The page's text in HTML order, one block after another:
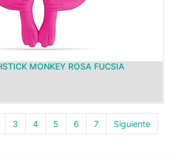
MONKEY ROSA FUCSIA
3 4 5 6 7 Siguiente